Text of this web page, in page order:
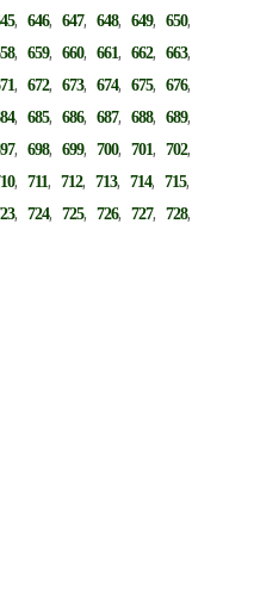
,646,647,648,649,650,
,659,660,661,662,663,
,672,673,674,675,676,
,685,686,687,688,689,
,698,699,700,701,702,
,711,712,713,714,715,
,724,725,726,727,728,